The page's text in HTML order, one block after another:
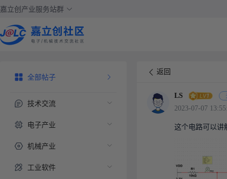
嘉立创产业服务站群
全部帖子
技术交流
电子产业
机械产业
工业软件
返回
LS
2023-07-07
这个电路可以讲